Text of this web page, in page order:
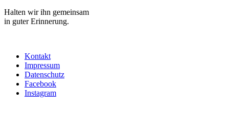
Halten wir ihn gemeinsam
in guter Erinnerung.
Kontakt
Impressum
Datenschutz
Facebook
Instagram